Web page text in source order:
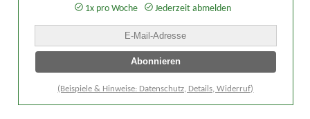
1x pro Woche
Jederzeit abmelden
(Beispiele & Hinweise: Datenschutz, Details, Widerruf)